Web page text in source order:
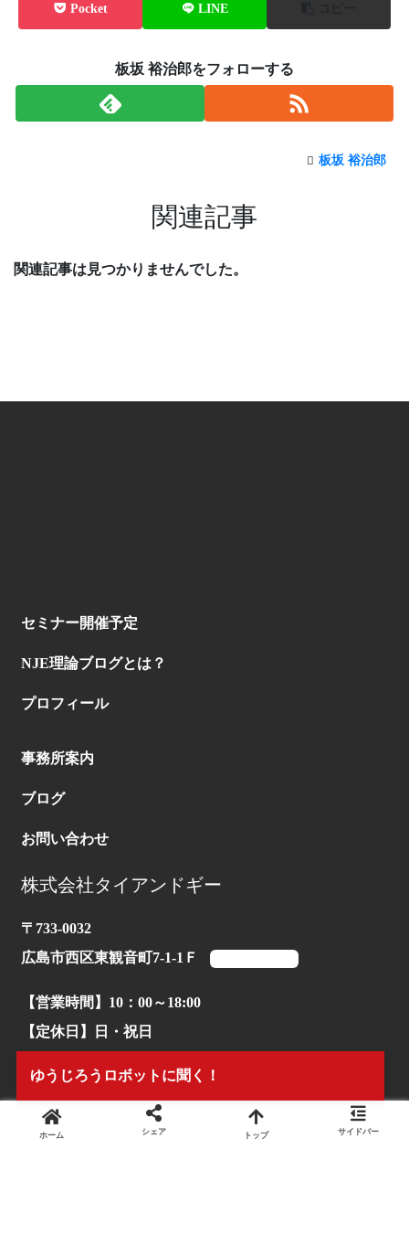
Pocket LINE
板坂 裕治郎をフォローする
板坂 裕治郎
関連記事
関連記事は見つかりませんでした。
セミナー開催予定
NJE理論ブログとは？
プロフィール
事務所案内
ブログ
お問い合わせ
株式会社タイアンドギー
〒733-0032
広島市西区東観音町7-1-1Ｆ
【営業時間】10：00～18:00
【定休日】日・祝日
【TEL】082-503-1170
ホーム シェア トップ サイドバー
ゆうじろうロボットに聞く！